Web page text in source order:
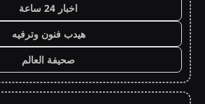
اخبار 24 ساعة
هيدب فنون وترفيه
صحيفة العالم